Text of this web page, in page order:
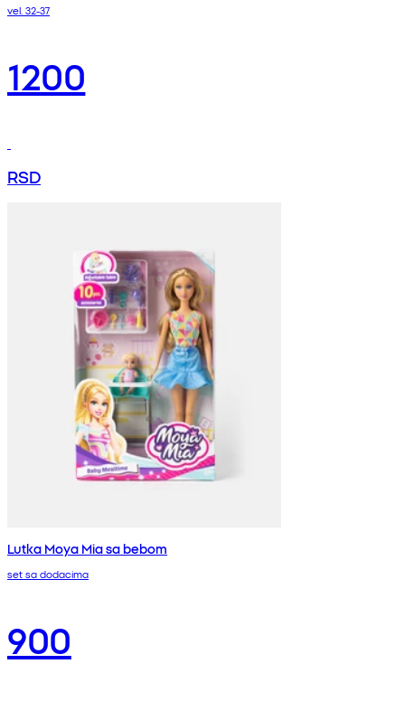
vel. 32-37
1200
RSD
Lutka Moya Mia sa bebom
set sa dodacima
900